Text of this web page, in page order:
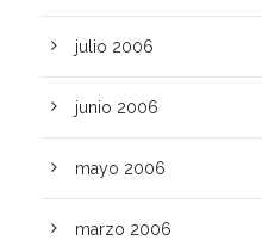
julio 2006
junio 2006
mayo 2006
marzo 2006